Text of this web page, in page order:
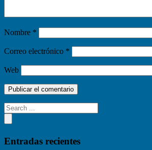
Nombre *
Correo electrónico *
Web
Entradas recientes